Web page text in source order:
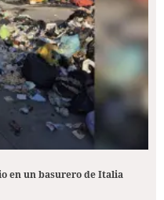
en un basurero de Italia